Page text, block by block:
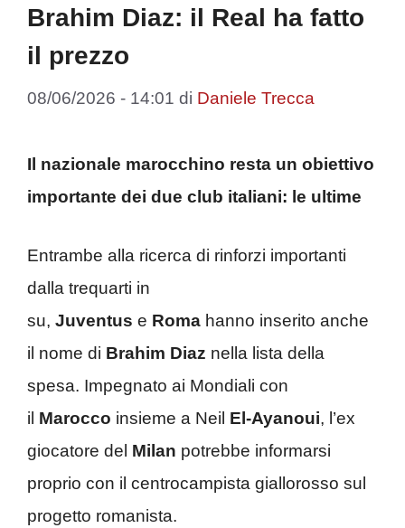
Brahim Diaz: il Real ha fatto
il prezzo
08/06/2026 - 14:01 di Daniele Trecca
Il nazionale marocchino resta un obiettivo
importante dei due club italiani: le ultime
Entrambe alla ricerca di rinforzi importanti
dalla trequarti in
su, Juventus e Roma hanno inserito anche
il nome di Brahim Diaz nella lista della
spesa. Impegnato ai Mondiali con
il Marocco insieme a Neil El-Ayanoui, l’ex
giocatore del Milan potrebbe informarsi
proprio con il centrocampista giallorosso sul
progetto romanista.